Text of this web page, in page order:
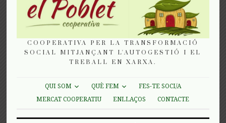
COOPERATIVA PER LA TRANSFORMACIÓ
SOCIAL MITJANÇANT L'AUTOGESTIÓ I EL
TREBALL EN XARXA.
QUI SOM QUÈ FEM
FES-TE SOCI/A
MERCAT COOPERATIU
ENLLAÇOS CONTACTE